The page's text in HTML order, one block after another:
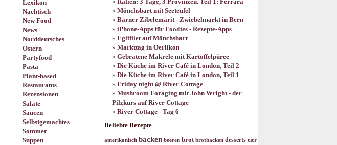
Lexikon
Nachtisch
New Food
News
Norddeutsches
Ostern
Partyfood
Pasta
Plant-based
Restaurants
Rezensionen
Salate
Saucen
Selbstgemachtes
Sommer
Suppen
Mönchsbart mit Seeteufel
Bärner Zibelemärit - Zwiebelmarkt in Bern
iPhone-Apps für Foodies - Rezepte-Apps
Eglifilet auf Mönchsbart
Markttag in Oerlikon
Gebratene Makrele mit Kartoffelpüree
Die Küche im River Café in London, Teil 2
Die Küche im River Café in London, Teil 1
Friday night @ River Cottage
Mushroom Foraging mit John Wright - der
Pilzkurs auf River Cottage
River Cottage - Tag 6
Beliebte Rezepte
amerikanisch backen beeren brot brotbacken desserts eier